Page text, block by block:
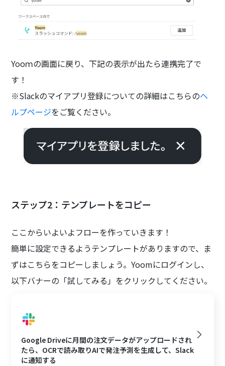
Yooｍの画面に戻り、下記の表示が出たら連携完了で
す！
※Slackのマイアプリ登録についての詳細はこちらのヘ
ルプページをご覧ください。
ステップ2：テンプレートをコピー
ここからいよいよフローを作っていきます！
簡単に設定できるようテンプレートがありますので、ま
ずはこちらをコピーしましょう。Yoomにログインし、
以下バナーの「試してみる」をクリックしてください。
Google Driveに月間の注文データがアップロードされ
たら、OCRで読み取りAIで発注予測を生成して、Slack
に通知する